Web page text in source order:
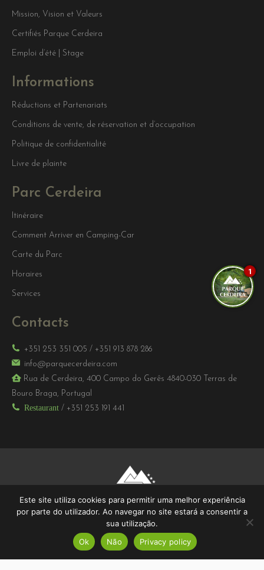
Mission, Vision et Valeurs
Certifiés Parque Cerdeira
Emploi d’été | Stage
Informations
Réductions et Partenariats
Conditions de vente, de réservation et d’occupation
Politique de confidentialité
Livre de plainte
Parc Cerdeira
Itinéraire
Comment Arriver en Camping-Car
Carte du Parc
Horaires
Services
Contacts
+351 253 351 005 / +351 913 878 286
info@parquecerdeira.com
Rua de Cerdeira, 400 Campo do Gerês 4840-030 Terras de
Bouro Braga, Portugal
Restaurant / +351 253 191 441
2026 © Parque Cerdeira | RNET 109 - RNAAT 14/2003 | W3C - 7.0
Level AA | Ecobite
Este site utiliza cookies para permitir uma melhor experiência
por parte do utilizador. Ao navegar no site estará a consentir a
sua utilização.
Ok
Não Privacy policy
1